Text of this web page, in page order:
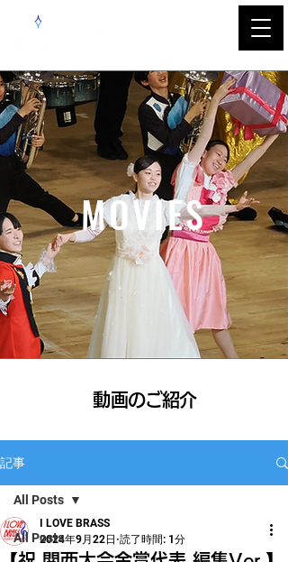
MOVIES
​動画のご紹介
記事
All Posts
All Posts
I LOVE BRASS
2024年9月22日 読了時間: 1分